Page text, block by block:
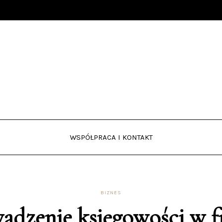
WSPÓŁPRACA I KONTAKT
BIZNES